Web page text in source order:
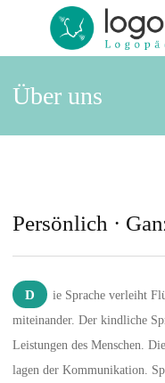
Direkt zur Hauptnavigation springen
Direkt zum Inhalt springen
Über uns
Persönlich ·
Die Sprache verleiht Flügel, Sprache verbindet Menschen
miteinander. Der kindliche
Leistungen des Menschen.
lagen der Kommunikation.
Logolo
Über uns